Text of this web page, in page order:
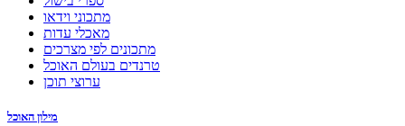
מתכוני וידאו
מאכלי עדות
מתכונים לפי מצרכים
טרנדים בעולם האוכל
ערוצי תוכן
מילון האוכל